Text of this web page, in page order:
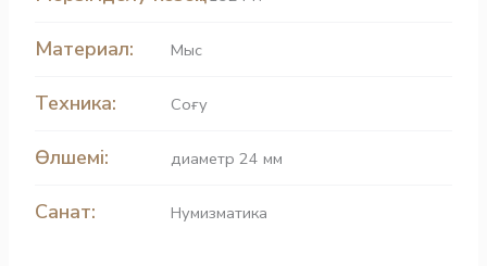
Материал: Мыс
Техника: Соғу
Өлшемі: диаметр 24 мм
Санат: Нумизматика